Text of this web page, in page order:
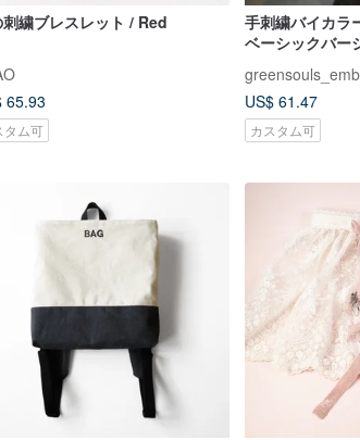
繍ブレスレット / Red
65.93
タム可
手刺繍バイカラ
ベーシックバー
US$ 61.47
カスタム可